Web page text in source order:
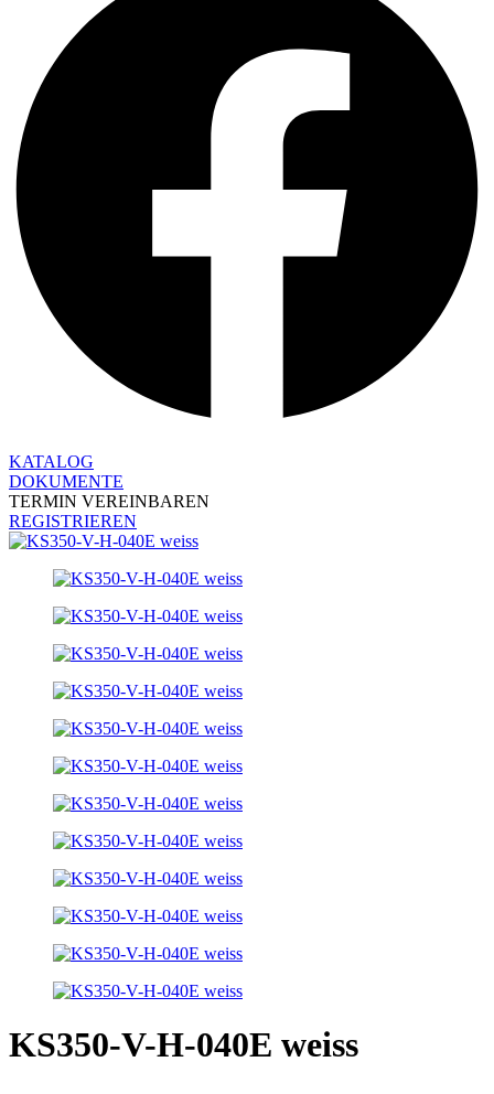
KATALOG
DOKUMENTE
TERMIN VEREINBAREN
REGISTRIEREN
KS350-V-H-040E weiss